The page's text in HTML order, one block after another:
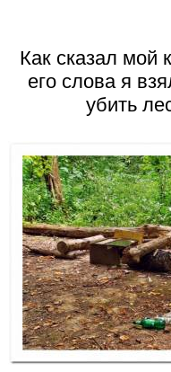
Как сказал мой
его слова я
убить